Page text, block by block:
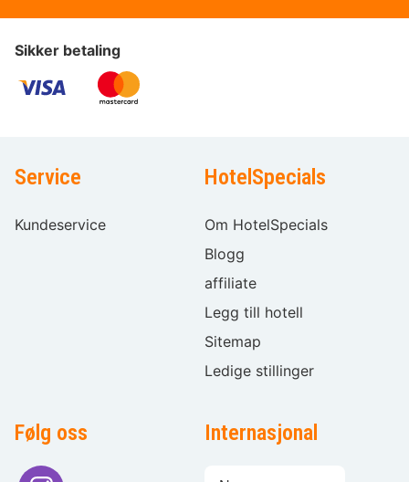
Sikker betaling
Service
Kundeservice
HotelSpecials
Om HotelSpecials
Blogg
affiliate
Legg till hotell
Sitemap
Ledige stillinger
Følg oss Internasjonal